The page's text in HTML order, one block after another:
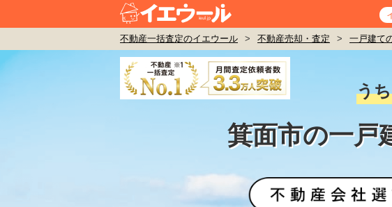
不動産一括査定のイエウール > 不動産売却・査定 > 一戸建て
う
箕面市の一戸